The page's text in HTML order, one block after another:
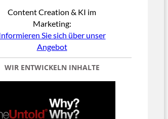
Content Creation & KI im
Marketing:
Sie sich über unser
Angebot
WIR ENTWICKELN INHALTE